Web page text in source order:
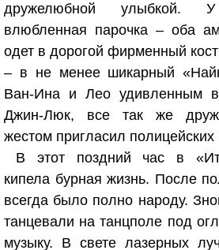
дружелюбной улыбкой.
влюбленная парочка – оба
одет в дорогой фирменный
– в не менее шикарный
Ван-Ина и Лео удивленным
Джин-Люк, все так же
жестом пригласил полицейских
В этот поздний час в
кипела бурная жизнь. После
всегда было полно народу.
танцевали на танцполе под
музыку. В свете лазерных